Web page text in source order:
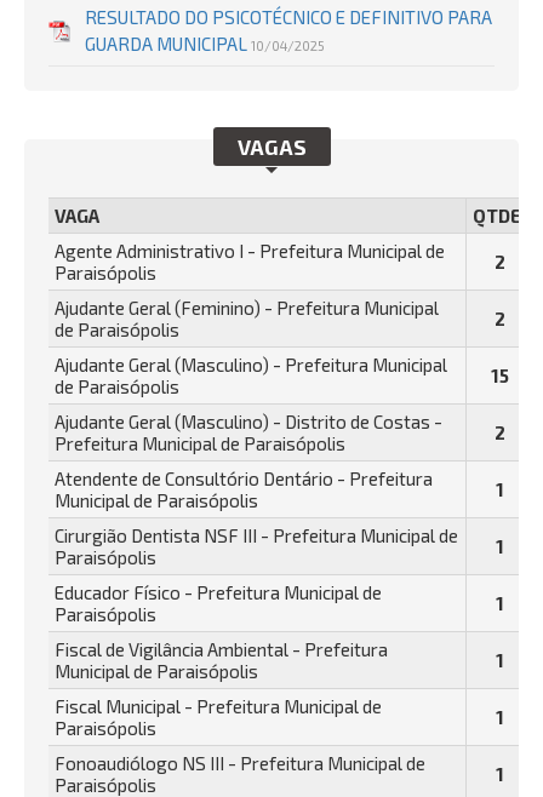
RESULTADO DO PSICOTÉCNICO E DEFINITIVO PARA
GUARDA MUNICIPAL 10/04/2025
VAGAS
VAGA
QTDE.
Agente Administrativo I - Prefeitura Municipal de
Paraisópolis
2
Ajudante Geral (Feminino) - Prefeitura Municipal
de Paraisópolis
2
Ajudante Geral (Masculino) - Prefeitura Municipal
de Paraisópolis
15
Ajudante Geral (Masculino) - Distrito de Costas -
Prefeitura Municipal de Paraisópolis
2
Atendente de Consultório Dentário - Prefeitura
Municipal de Paraisópolis
1
Cirurgião Dentista NSF III - Prefeitura Municipal de
Paraisópolis
1
Educador Físico - Prefeitura Municipal de
Paraisópolis
1
Fiscal de Vigilância Ambiental - Prefeitura
Municipal de Paraisópolis
1
Fiscal Municipal - Prefeitura Municipal de
Paraisópolis
1
Fonoaudiólogo NS III - Prefeitura Municipal de
Paraisópolis
1